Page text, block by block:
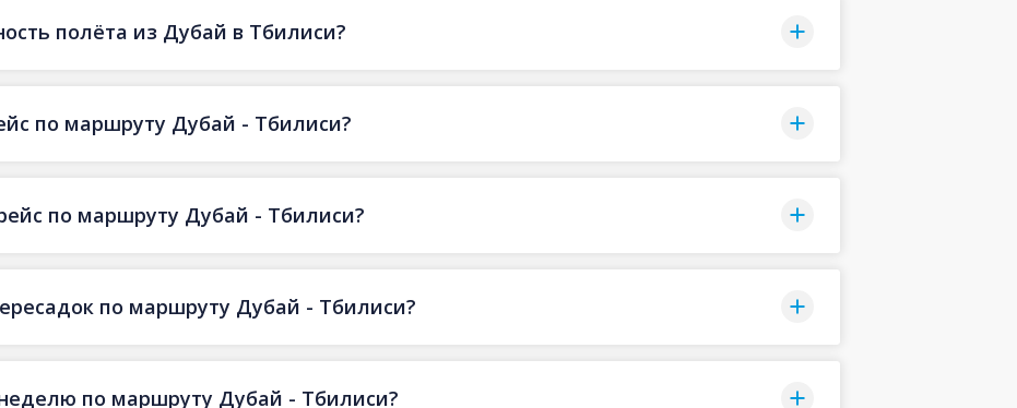
полёта из Дубай в Тбилиси?
по маршруту Дубай - Тбилиси?
по маршруту Дубай - Тбилиси?
по маршруту Дубай - Тбилиси?
по маршруту Дубай - Тбилиси?